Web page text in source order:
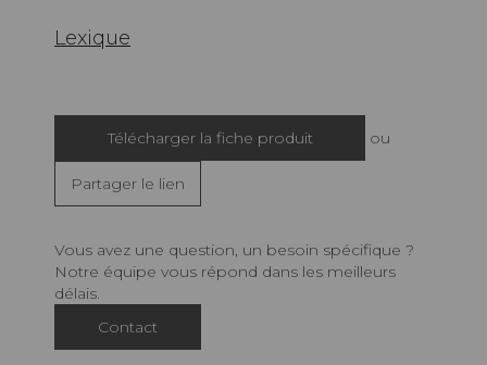
Lexique
Télécharger la fiche produit ou
Partager le lien
Vous avez une question, un besoin spécifique ?
Notre équipe vous répond dans les meilleurs
délais.
Contact